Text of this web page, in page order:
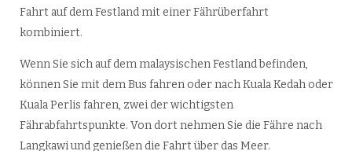
Fahrt auf dem Festland mit einer Fährüberfahrt
kombiniert.
Wenn Sie sich auf dem malaysischen Festland befinden,
können Sie mit dem Bus fahren oder nach Kuala Kedah oder
Kuala Perlis fahren, zwei der wichtigsten
Fährabfahrtspunkte. Von dort nehmen Sie die Fähre nach
Langkawi und genießen die Fahrt über das Meer.